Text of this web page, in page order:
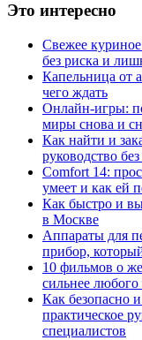
Это интересно
Свежее
без риска и
Капельница от
чего ждать
Онлайн-игры:
миры снова и
Как найти и
руководство
Comfort 14:
умеет и как ей
Как быстро и
в Москве
Аппараты для
прибор,
10 фильмов о
сильнее любого
Как безопасно
практическое
специалистов